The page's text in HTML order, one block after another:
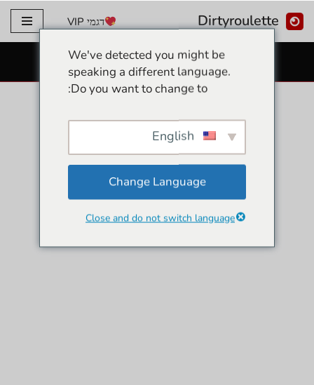
Dirtyroulette דגמי VIP
מצלמות אינטרנט סקס בחינם
We've detected you might be
speaking a different language.
Do you want to change to:
Change Language
Close and do not switch language